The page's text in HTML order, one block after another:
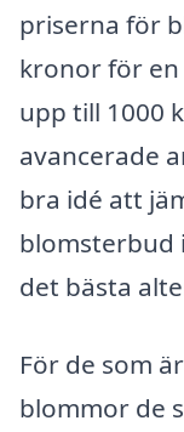
priserna för
kronor för en
upp till 1000
avancerade
bra idé att
blomsterbud
det bästa
För de som
blommor de